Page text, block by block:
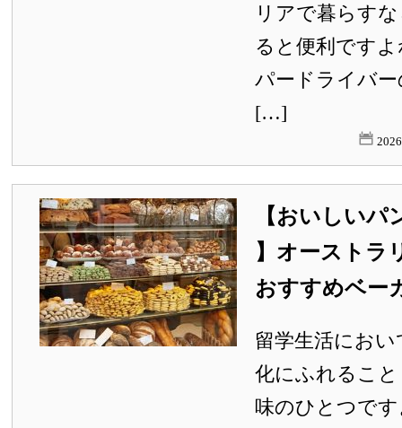
リアで暮らす
ると便利です
パードライバ
[…]
【おいしいパ
】オーストラ
おすすめベー
留学生活にお
化にふれるこ
味のひとつで